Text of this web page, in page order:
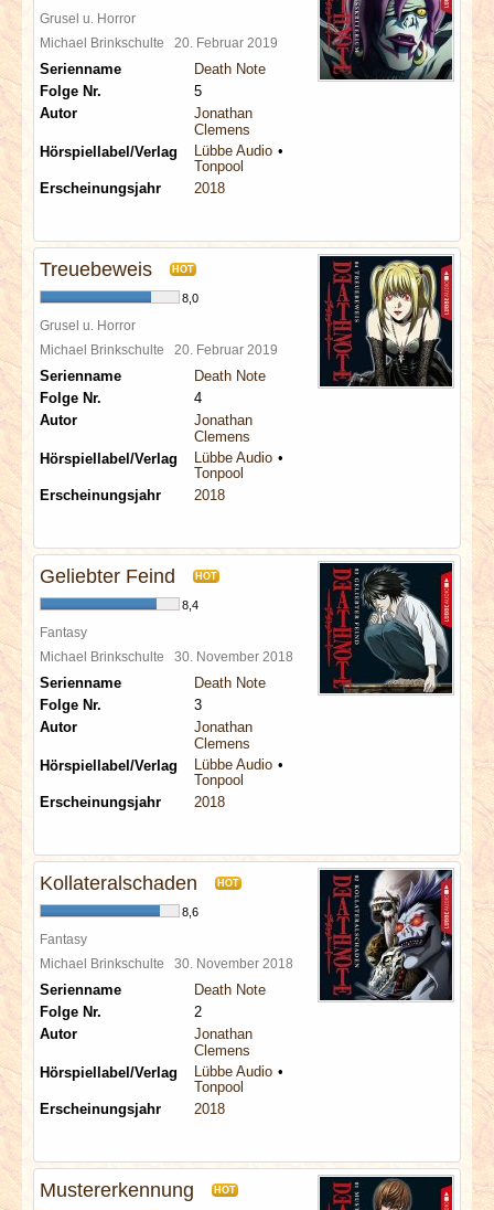
Grusel u. Horror
Michael Brinkschulte 20. Februar 2019
Serienname
Death Note
Folge Nr.
5
Autor
Jonathan
Clemens
Hörspiellabel/Verlag
Lübbe Audio
Tonpool
Erscheinungsjahr
2018
Treuebeweis HOT
8,0
Grusel u. Horror
Michael Brinkschulte 20. Februar 2019
Serienname
Death Note
Folge Nr.
4
Autor
Jonathan
Clemens
Hörspiellabel/Verlag
Lübbe Audio
Tonpool
Erscheinungsjahr
2018
Geliebter Feind HOT
8,4
Fantasy
Michael Brinkschulte 30. November 2018
Serienname
Death Note
Folge Nr.
3
Autor
Jonathan
Clemens
Hörspiellabel/Verlag
Lübbe Audio
Tonpool
Erscheinungsjahr
2018
Kollateralschaden HOT
8,6
Fantasy
Michael Brinkschulte 30. November 2018
Serienname
Death Note
Folge Nr.
2
Autor
Jonathan
Clemens
Hörspiellabel/Verlag
Lübbe Audio
Tonpool
Erscheinungsjahr
2018
Mustererkennung HOT